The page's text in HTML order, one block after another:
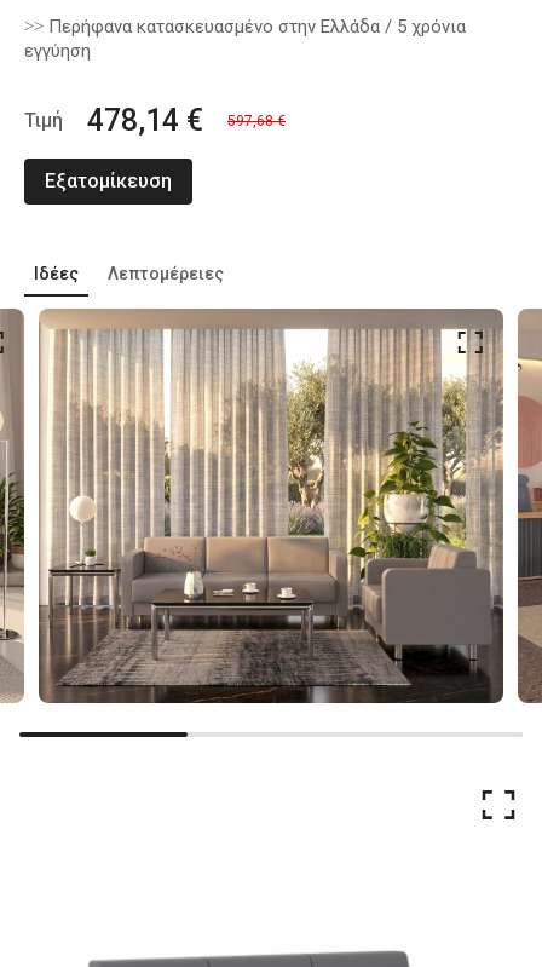
˃˃ Περήφανα κατασκευασμένο στην Ελλάδα / 5 χρόνια
εγγύηση
Τιμή 478,14 € 597,68 €
Εξατομίκευση
Ιδέες Λεπτομέρειες